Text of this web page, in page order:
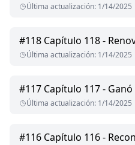
Última actualización: 1/14/2025
#118 Capítulo 118 -
Última actualización: 1/14/2025
#117 Capítulo 117 -
Última actualización: 1/14/2025
#116 Capítulo 116 -